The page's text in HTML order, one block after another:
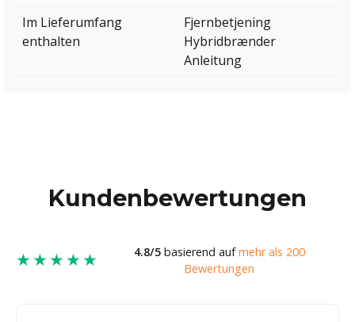
Im Lieferumfang
enthalten
Fjernbetjening
Hybridbrænder
Anleitung
Kundenbewertungen
★★★★★ 4.8/5basierend aufmehr als 200
Bewertungen